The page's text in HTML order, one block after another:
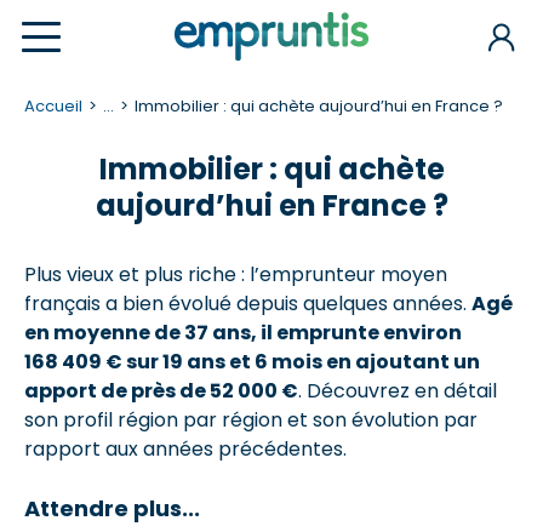
Accueil ... Immobilier : qui achète aujourd’hui en France ?
Immobilier : qui achète
aujourd’hui en France ?
Plus vieux et plus riche : l’emprunteur moyen
français a bien évolué depuis quelques années. Agé
en moyenne de 37 ans, il emprunte environ
168 409 € sur 19 ans et 6 mois en ajoutant un
apport de près de 52 000 €. Découvrez en détail
son profil région par région et son évolution par
rapport aux années précédentes.
Attendre plus...